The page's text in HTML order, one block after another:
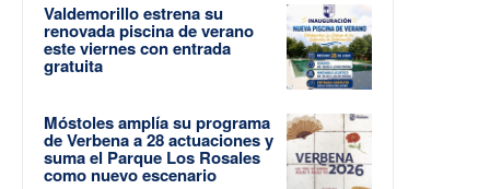
Valdemorillo estrena su
renovada piscina de verano
este viernes con entrada
gratuita
Móstoles amplía su programa
de Verbena a 28 actuaciones y
suma el Parque Los Rosales
como nuevo escenario